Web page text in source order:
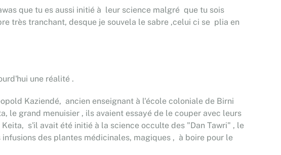
que tu es aussi initié à leur science malgré que tu sois
très tranchant, desque je souvela le sabre ,celui ci se plia en
une réalité .
Kaziendé, ancien enseignant à l'école coloniale de Birni
le grand menuisier , ils avaient essayé de le couper avec leurs
s'il avait été initié à la science occulte des "Dan Tawri" , le
des plantes médicinales, magiques , à boire pour le